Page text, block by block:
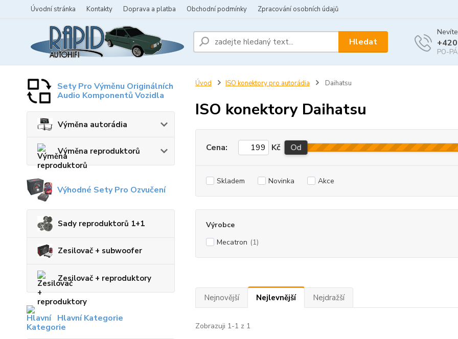
Úvodní stránka Kontakty Doprava a platba Obchodní podmínky Zpracování osobních údajů
Hledat
PO-
Sety Pro Výměnu Originálních
Audio Komponentů Vozidla
Výměna autorádia
Výměna reproduktorů
Výhodné Sety Pro Ozvučení
Sady reproduktorů 1+1
Zesilovač + subwoofer
Zesilovač + reproduktory
Hlavní Kategorie
Úvod ISO konektory pro autorádia Daihatsu
ISO konektory Daihatsu
Cena: Kč Od
Skladem Novinka Akce
Výrobce
Mecatron (1)
Nejnovější Nejlevnější Nejdražší
Zobrazuji 1-1 z 1